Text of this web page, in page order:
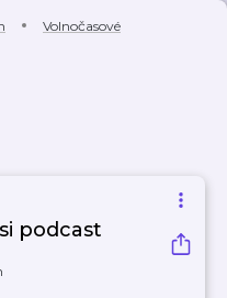
Volnočasové
podcast